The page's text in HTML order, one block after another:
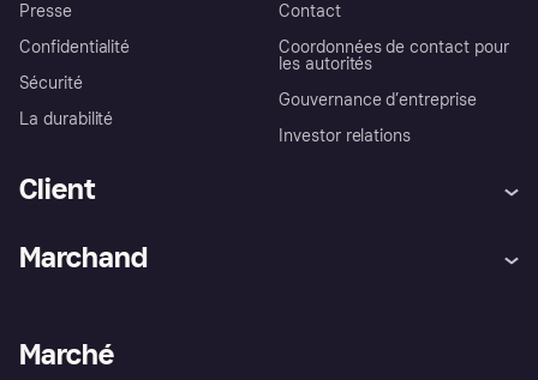
Presse
Confidentialité
Sécurité
La durabilité
Contact
Coordonnées de contact pour
les autorités
Gouvernance d’entreprise
Investor relations
Client
Explorez les magasins
Marchand
Portail Marchand
Marché